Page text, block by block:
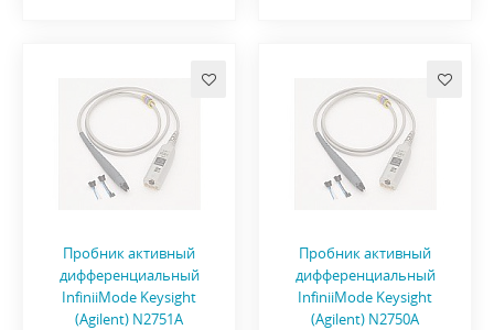
Пробник активный
дифференциальный
InfiniiMode Keysight
(Agilent) N2751A
Пробник активный
дифференциальный
InfiniiMode Keysight
(Agilent) N2750A